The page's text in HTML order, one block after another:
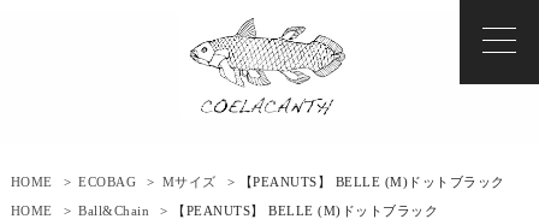
HOME > ECOBAG > Mサイズ
> 【PEANUTS】 BELLE (M)ドットブラック
HOME
> Ball&Chain
> 【PEANUTS】 BELLE (M)ドットブラック